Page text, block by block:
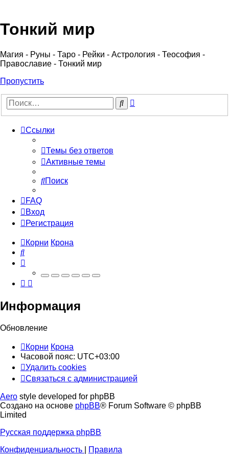
Тонкий мир
Магия - Руны - Таро - Рейки - Астрология - Теософия -
Православие - Тонкий мир
Пропустить
Поиск
Ссылки
Темы без ответов
Активные темы
Поиск
FAQ
Вход
Регистрация
Корни Крона
Поиск
Информация
Обновление
Корни Крона
Часовой пояс: UTC+03:00
Удалить cookies
Связаться
администрацией
Связаться с администрацией
Aero style developed for phpBB
Создано на основе phpBB® Forum Software © phpBB
Limited
Русская поддержка phpBB
Конфиденциальность
Правила